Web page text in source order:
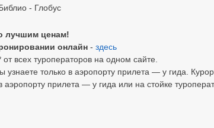
- Глобус
лучшим ценам!
онлайн - здесь
всех туроператоров на одном сайте.
только в аэропорту прилета — у гида.
прилета — у гида или на стойке